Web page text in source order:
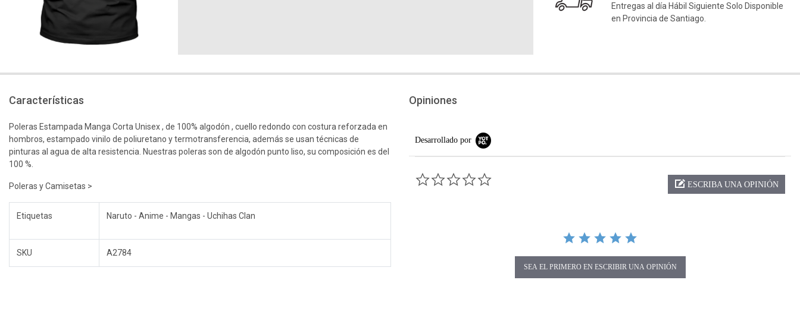
Entregas al día Hábil Siguiente Solo Disponible
en Provincia de Santiago.
Características
Poleras Estampada Manga Corta Unisex , de 100% algodón , cuello redondo con costura reforzada en
hombros, estampado vinilo de poliuretano y termotransferencia, además se usan técnicas de
pinturas al agua de alta resistencia. Nuestras poleras son de algodón punto liso, su composición es del
100 %.
Poleras y Camisetas >
Etiquetas Naruto - Anime - Mangas - Uchihas Clan
SKU A2784
Opiniones
Desarrollado por
ESCRIBA UNA OPINIÓN
SEA EL PRIMERO EN ESCRIBIR UNA OPINIÓN